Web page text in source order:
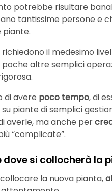
potrebbe risultare
tantissime persone e
piante.
il medesimo
altre semplici
di avere poco tempo, di
su piante di semplici
averle, ma anche per
“complicate”.
dove si collocherà la
la nuova pianta,